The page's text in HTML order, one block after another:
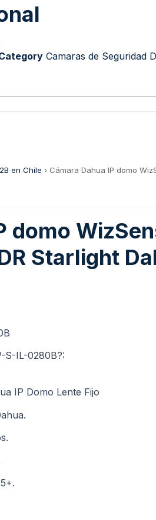
Camaras de Seguridad
en Chile › Cámara Dahua IP domo
domo
Starlight
S-IL-0280B?:
IP Domo Lente Fijo